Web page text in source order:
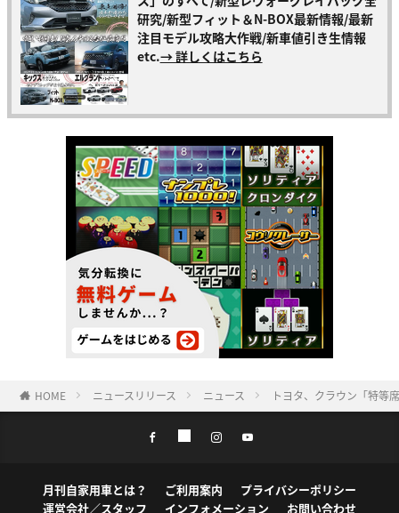
研究/新型フィット＆N-BOX最新情報/最新
注目モデル攻略大作戦/新車値引き生情報
etc.→ 詳しくはこちら
HOME ニュースリリース ニュース トヨタ、クラウン「特等
月刊自家用車とは？ ご利用案内
プライバシーポリシー
運営会社／スタッフ
インフォメーション お問い合わせ